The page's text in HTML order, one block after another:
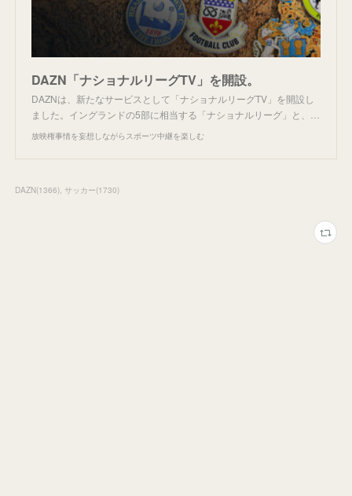
DAZN「ナショナルリーグTV」を開設。
DAZNは、新たなサービスとして「ナショナルリーグTV」を開設し
ました。イングランドの5部に相当する「ナショナルリーグ」と、…
放映権事情を妄想しながらスポーツ中継を楽しむ
DAZN(1366) サッカー(1730)